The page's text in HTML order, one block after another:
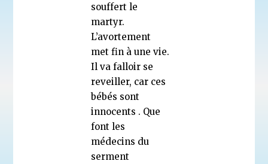
souffert le
martyr.
L’avortement
met fin à une vie.
Il va falloir se
reveiller, car ces
bébés sont
innocents . Que
font les
médecins du
serment